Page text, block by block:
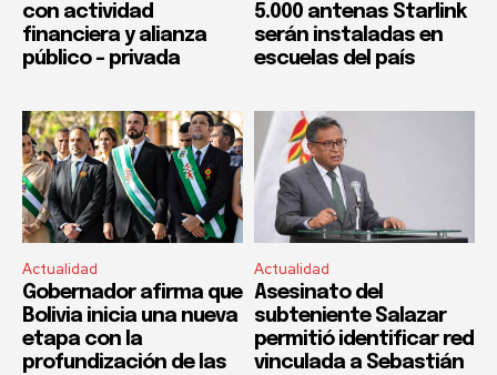
con actividad
financiera y alianza
público – privada
5.000 antenas Starlink
serán instaladas en
escuelas del país
Actualidad
Gobernador afirma que
Bolivia inicia una nueva
etapa con la
profundización de las
Actualidad
Asesinato del
subteniente Salazar
permitió identificar red
vinculada a Sebastián